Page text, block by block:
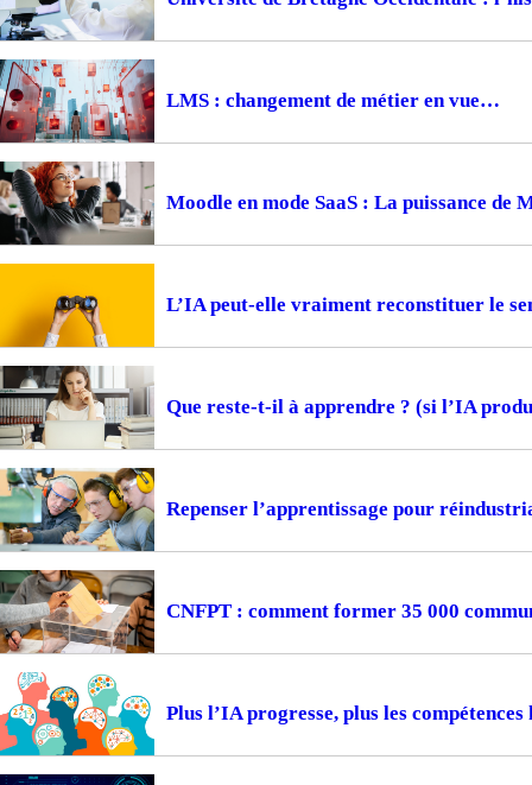
LMS : changement de métier en vue
Moodle en mode SaaS : La puissance de
L’IA peut-elle vraiment reconstituer le
Que reste-t-il à apprendre ? (si l’IA
Repenser l’apprentissage pour
CNFPT : comment former 35 000
Plus l’IA progresse, plus les